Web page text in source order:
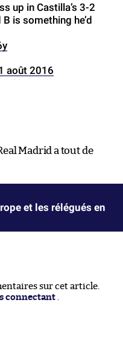
up in Castilla’s 3-2
is something he’d
août 2016
Madrid a tout de
et les rélégués en
sur cet article.
connectant